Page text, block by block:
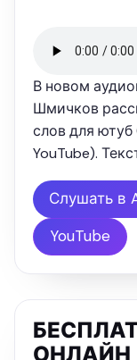
В новом
Шмичков
слов для
YouTube).
мы сегодня
теме - это
Слушать в
YouTube
ОНЛАЙН |